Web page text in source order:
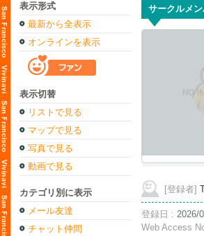
表示形式
最新から全表示
オンラインを表示
表示切替
リストで見る
マップで見る
写真で見る
動画で見る
カテゴリ別に表示
メール友達
チャット仲間
サークルメ
[登録者]
登録日 : 2026/
Web Access